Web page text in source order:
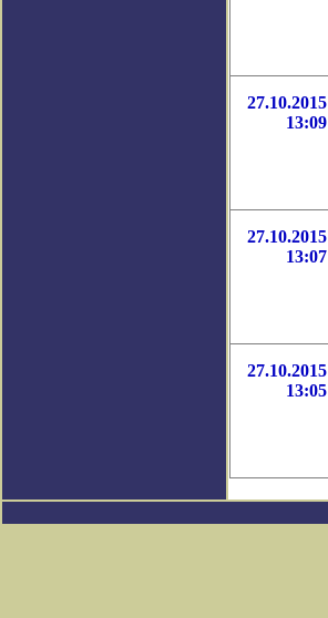
27.10.2015
13:09
27.10.2015
13:07
27.10.2015
13:05